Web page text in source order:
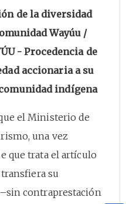
de la diversidad
Wayúu /
- Procedencia de
accionaria a su
indígena
el Ministerio de
una vez
que trata el artículo
transfiera su
contraprestación